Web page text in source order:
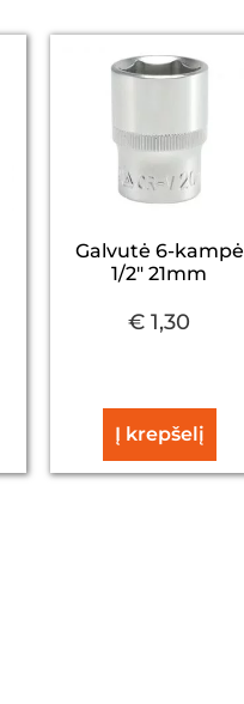
Galvutė 6-kampė
1/2″ 21mm
€ 1,30
Į krepšelį